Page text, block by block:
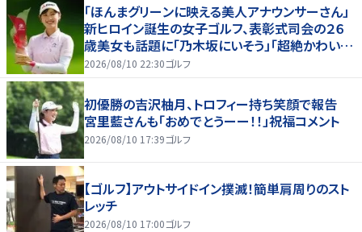
「ほんまグリーンに映える美人アナウンサーさん」
新ヒロイン誕生の女子ゴルフ、表彰式司会の２６
歳美女も話題に「乃木坂にいそう」「超絶かわい
い」「スーツもお似合いです」
2026/08/10 22:30ゴルフ
初優勝の吉沢柚月、トロフィー持ち笑顔で報告
宮里藍さんも「おめでとうーー！！」祝福コメント
2026/08/10 17:39ゴルフ
【ゴルフ】アウトサイドイン撲滅！簡単肩周りのスト
レッチ
2026/08/10 17:00ゴルフ